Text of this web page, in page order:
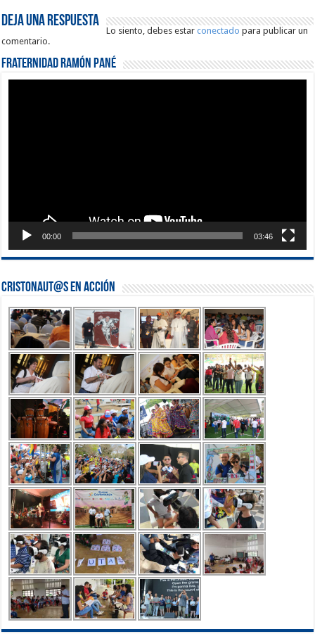
Deja una respuesta
Lo siento, debes estarconectado para publicar un
comentario.
Fraternidad Ramón Pané
00:00 03:46
Cristonaut@s en Acción